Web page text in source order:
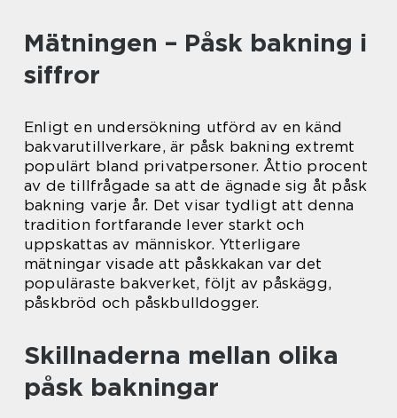
Mätningen – Påsk bakning i
siffror
Enligt en undersökning utförd av en känd
bakvarutillverkare, är påsk bakning extremt
populärt bland privatpersoner. Åttio procent
av de tillfrågade sa att de ägnade sig åt påsk
bakning varje år. Det visar tydligt att denna
tradition fortfarande lever starkt och
uppskattas av människor. Ytterligare
mätningar visade att påskkakan var det
populäraste bakverket, följt av påskägg,
påskbröd och påskbulldogger.
Skillnaderna mellan olika
påsk bakningar